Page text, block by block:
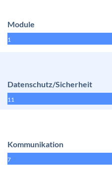
Module
1
Datenschutz/Sicherheit
11
Kommunikation
7